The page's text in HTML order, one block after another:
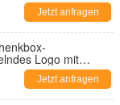
Jetzt anfragen
Logo mit
Jetzt anfragen